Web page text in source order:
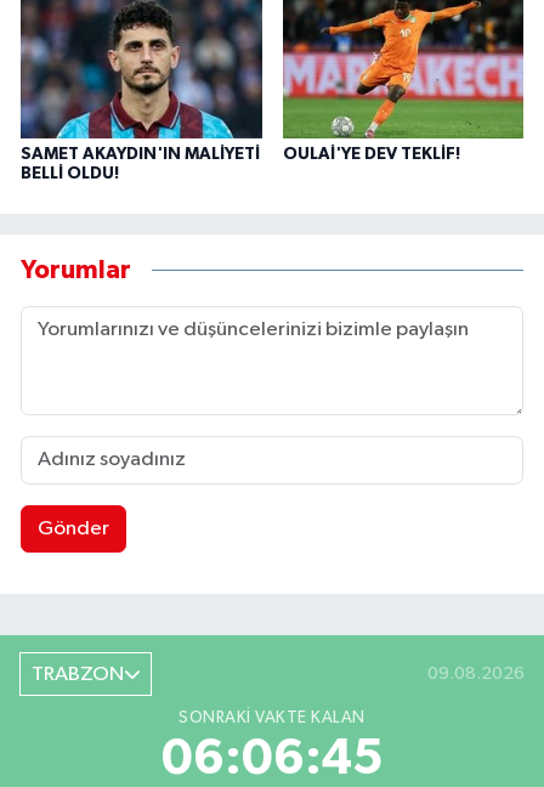
SAMET AKAYDIN'IN MALİYETİ
BELLİ OLDU!
OULAİ'YE DEV TEKLİF!
Yorumlar
Gönder
TRABZON 09.08.2026
SONRAKI VAKTE KALAN
06:06:44